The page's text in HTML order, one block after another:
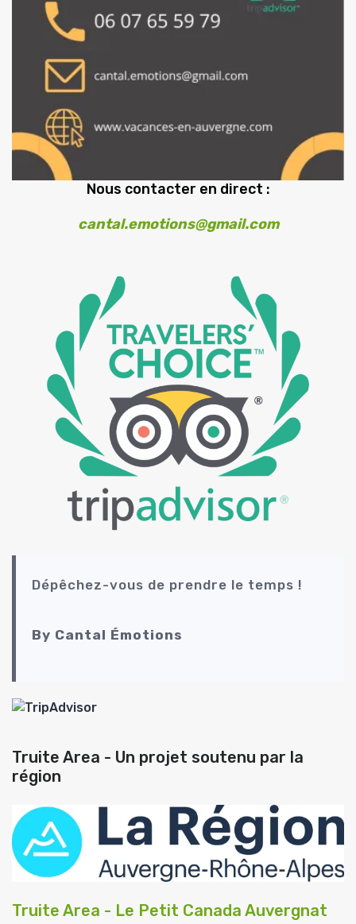
Nous contacter en direct :
cantal.emotions@gmail.com
Dépêchez-vous de prendre le temps !
By Cantal Émotions
Truite Area - Un projet soutenu par la
région
Truite Area - Le Petit Canada Auvergnat